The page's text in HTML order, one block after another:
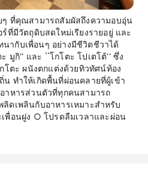
ที่คุณสามารถสัมผัสถึงความอบอุ่น
ที่มีวัตถุดิบสดใหม่เรียงรายอยู่ และ
ากับเพื่อนๆ อย่างมีชีวิตชีวาได้
มูกิ'' และ ``โกโตะ โปเตโต้'' ซึ่ง
โตะ ผนังตกแต่งด้วยทิวทัศน์ท้อง
น ทำให้เกิดพื้นที่ผ่อนคลายที่ผู้เข้า
าหารส่วนตัวที่ทุกคนสามารถ
ดเพลินกับอาหารเหมาะสำหรับ
พื่อนฝูง ○ โปรดลืมเวลาและผ่อน